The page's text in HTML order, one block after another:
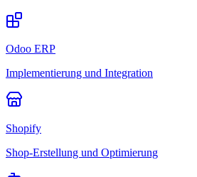
Odoo ERP
Implementierung und Integration
Shopify
Shop-Erstellung und Optimierung